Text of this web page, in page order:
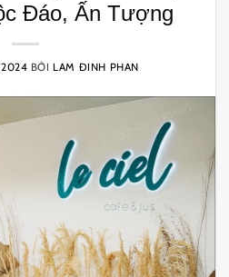
Đáo, Ấn Tượng
2024 BỞI LAM ĐINH PHAN